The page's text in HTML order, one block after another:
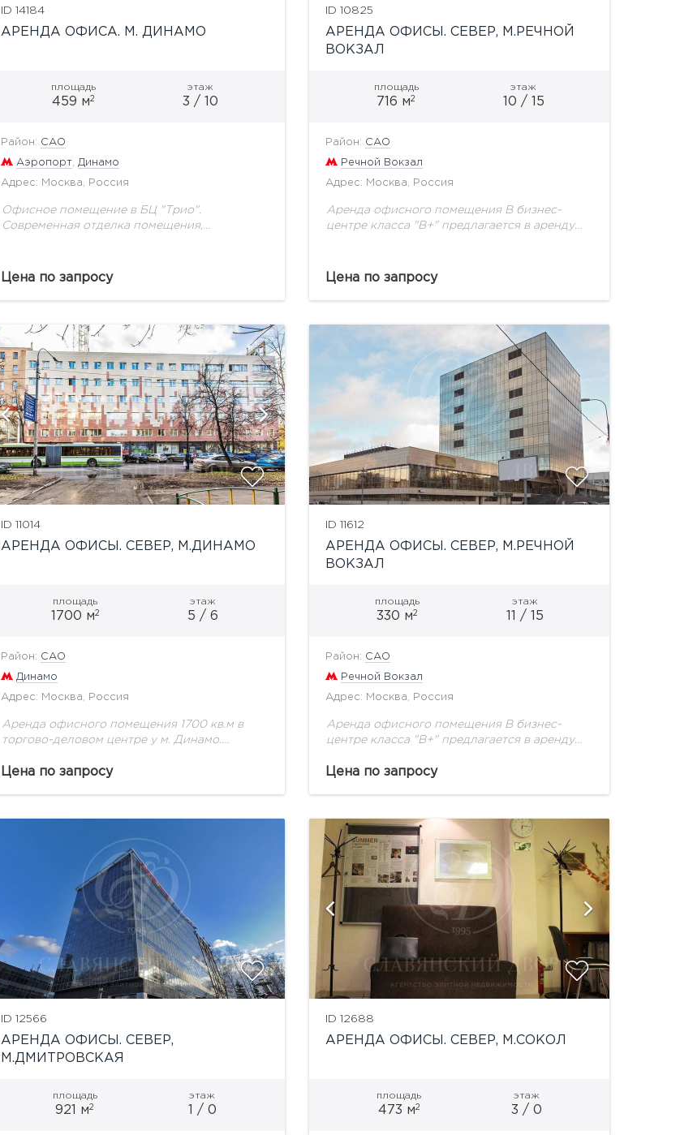
ID 14184
АРЕНДА ОФИСА. М. ДИНАМО
площадь
459 м2
этаж
3 / 10
Район: САО
Аэропорт, Динамо
Адрес: Москва, Россия
Офисное помещение в БЦ "Трио".
Современная отделка помещения,
разместить точки подключения к
слаботочным и силовым сетям в любой точке
офиса, кондиционирование...
Цена по запросу
ID 10825
АРЕНДА ОФИСЫ. СЕВЕР, М.РЕЧНОЙ
ВОКЗАЛ
площадь
716 м2
этаж
10 / 15
Район: САО
Речной Вокзал
Адрес: Москва, Россия
Аренда офисного помещения В бизнес-
центре класса "В+" предлагается в аренду
занимающее целиком этаж. Отдельный вход
из лифтового холла....
Цена по запросу
ID 11014
АРЕНДА ОФИСЫ. СЕВЕР, М.ДИНАМО
площадь
1700 м2
этаж
5 / 6
Район: САО
Динамо
Адрес: Москва, Россия
Аренда офисного помещения 1700 кв.м в
торгово-деловом центре у м. Динамо.
видеонаблюдение, инфраструктура.
Стоимость...
Цена по запросу
ID 11612
АРЕНДА ОФИСЫ. СЕВЕР, М.РЕЧНОЙ
ВОКЗАЛ
площадь
330 м2
этаж
11 / 15
Район: САО
Речной Вокзал
Адрес: Москва, Россия
Аренда офисного помещения В бизнес-
центре класса "В+" предлагается в аренду
Выполнена высококачественная отделка
фасада...
Цена по запросу
ID 12566
АРЕНДА ОФИСЫ. СЕВЕР,
М.ДМИТРОВСКАЯ
площадь
921 м2
этаж
1 / 0
ID 12688
АРЕНДА ОФИСЫ. СЕВЕР, М.СОКОЛ
площадь
473 м2
этаж
3 / 0